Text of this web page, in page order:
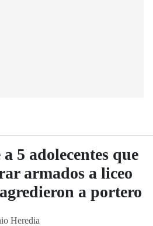
5 adolecentes que
armados a liceo
a portero
Heredia